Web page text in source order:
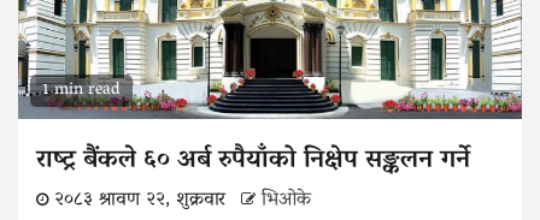
1 min read
राष्ट्र बैंकले ६० अर्ब रुपैयाँको निक्षेप सङ्कलन गर्ने
२०८३ श्रावण २२, शुक्रवार भिओके